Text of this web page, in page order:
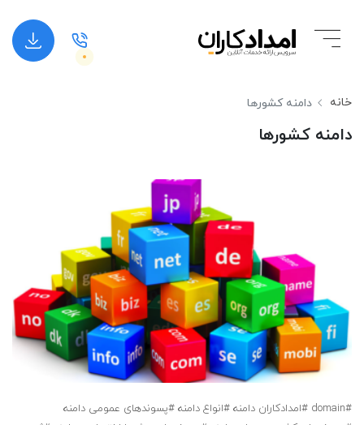
خانه دامنه کشورها
دامنه کشورها
#domain #امدادکاران دامنه #انواع دامنه #پسوندهای عمومی دامنه